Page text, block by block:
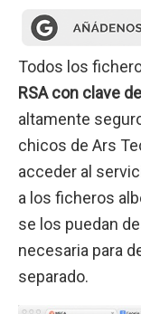
Todos los
RSA con clave
altamente
chicos de Ars
acceder al
a los ficheros
se los puedan
necesaria para
separado.